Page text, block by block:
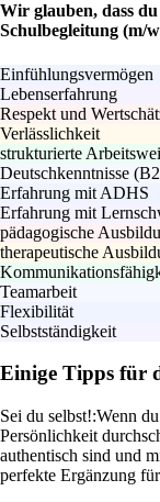
Wir glauben, dass
Schulbegleitung (m/
Einfühlungsvermögen
Lebenserfahrung
Respekt und
Verlässlichkeit
strukturierte
Deutschkenntnisse
Erfahrung mit ADHS
Erfahrung mit
pädagogische
therapeutische
Teamarbeit
Flexibilität
Selbstständigkeit
Einige Tipps für
Sei du selbst!:Wenn
Persönlichkeit
authentisch sind und
perfekte Ergänzung